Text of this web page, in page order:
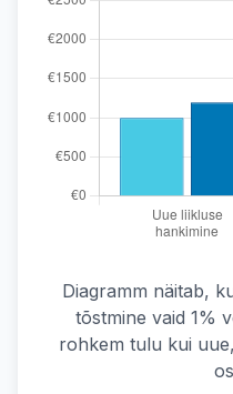
Diagramm näitab,
tõstmine vaid 1%
rohkem tulu kui